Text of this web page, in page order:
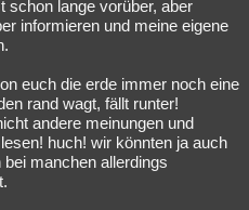
schon lange vorüber, aber
informieren und meine eigene
euch die erde immer noch eine
rand wagt, fällt runter!
andere meinungen und
huch! wir könnten ja auch
manchen allerdings